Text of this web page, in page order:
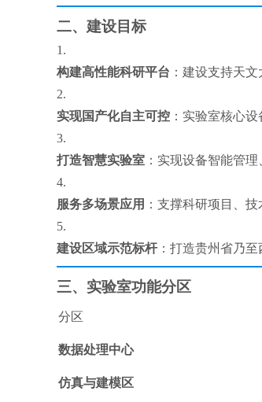
二、建设目标
1.
构建高性能科研平台 ：建设支持天
2.
实现国产化自主可控 ：实验室核心
3.
打造智慧实验室 ：实现设备智能管
4.
服务多场景应用 ：支撑科研项目、
5.
建设区域示范标杆：打造贵州省乃至
三、实验室功能分区
分区
数据处理中心
仿真与建模区